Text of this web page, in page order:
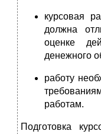
курсовая
должна
оценке
денежного
работу
работам.
Подготовка